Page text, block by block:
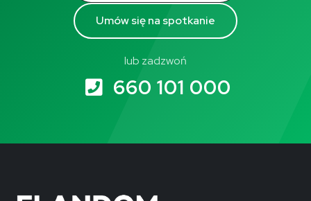
Umów się na spotkanie
lub zadzwoń
660 101 000